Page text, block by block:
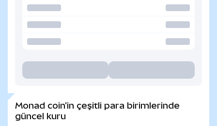
Monad coin'in çeşitli para birimlerinde
güncel kuru